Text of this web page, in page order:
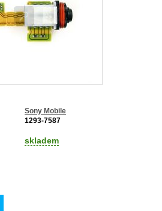
Sony Mobile
1293-7587
skladem